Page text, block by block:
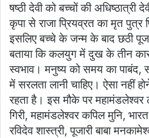
षष्ठी देवी को बच्चों की अधिष्ठात्री
कृपा से राजा प्रियव्रत का मृत पुत्र
इसलिए बच्चे के जन्म के बाद छठी
बताया कि कलयुग में दुख के तीन
स्वभाव। मनुष्य को समय का पाबंद,
में सरलता लानी चाहिए। ऐसा नहीं
रहता है। इस मौके पर महामंडलेश्वर
गिरी, महामंडलेश्वर कपिल मुनि,
रविदेव शास्त्री, पूजारी बाबा